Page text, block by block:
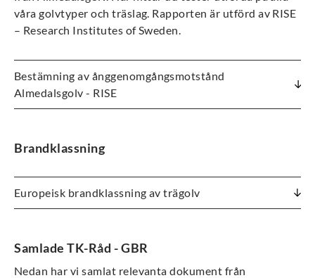
våra golvtyper och träslag. Rapporten är utförd av RISE
– Research Institutes of Sweden.
Bestämning av ånggenomgångsmotstånd
Almedalsgolv - RISE
Brandklassning
Europeisk brandklassning av trägolv
Samlade TK-Råd - GBR
Nedan har vi samlat relevanta dokument från